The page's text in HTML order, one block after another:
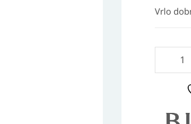
Vrlo